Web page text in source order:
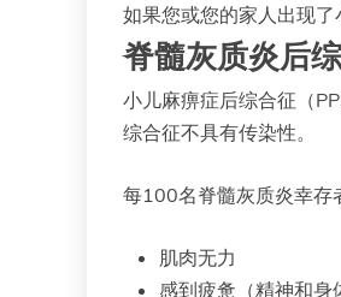
如果您或您的家人出现了
脊髓灰质炎后
小儿麻痹症后综合征（
综合征不具有传染性。
每100名脊髓灰质炎幸存
肌肉无力
感到疲惫（精神和身